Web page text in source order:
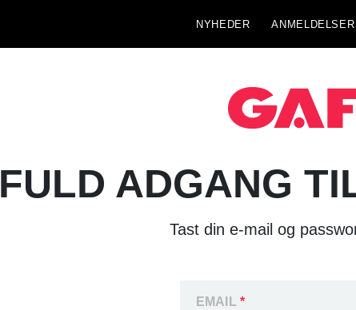
NYHEDER ANMELDELSER
FULD ADGANG
Tast din e-mail og
EMAIL *